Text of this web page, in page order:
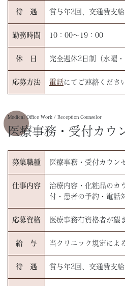
待 遇 賞与年2回、交通費支
勤務時間 10：00～19：00
休 日 完全週休2日制（水曜
応募方法 電話にてご連絡くださ
Medical Office Work / Reception Counselor
医療事務・受付カウ
募集職種 医療事務・受付カウン
仕事内容
治療内容・化粧品のカ
付・患者の予約・電話
応募資格 医療事務有資格者が望
給 与 当クリニック規定によ
待 遇 賞与年2回、交通費支